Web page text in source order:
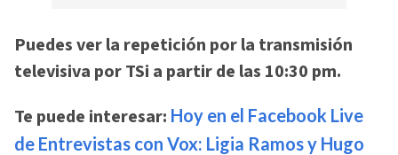
Puedes ver la repetición por la transmisión
televisiva por TSi a partir de las 10:30 pm.
Te puede interesar: Hoy en el Facebook Live
de Entrevistas con Vox: Ligia Ramos y Hugo